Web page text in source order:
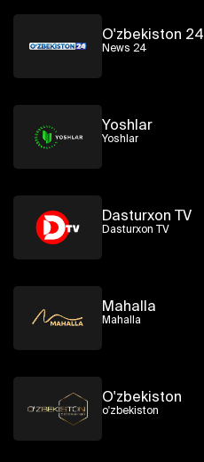
O'zbekiston 24
News 24
Yoshlar
Yoshlar
Dasturxon TV
Dasturxon TV
Mahalla
Mahalla
O'zbekiston
o'zbekiston